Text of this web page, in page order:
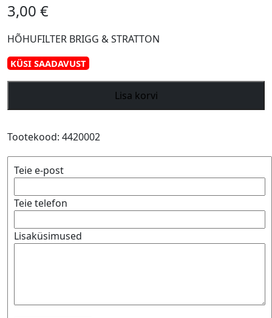
3,00 €
HÕHUFILTER BRIGG & STRATTON
KÜSI SAADAVUST
STRATTON
65
hj
Lisa korvi
Tootekood: 4420002
Teie e-post
Teie telefon
Lisaküsimused